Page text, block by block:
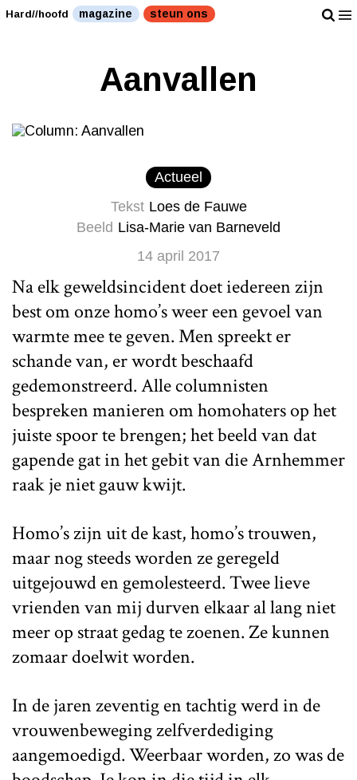
Hard//hoofd magazine steun ons
Aanvallen
Actueel
Tekst Loes de Fauwe
Beeld Lisa-Marie van Barneveld
14 april 2017
Na elk geweldsincident doet iedereen zijn
best om onze homo’s weer een gevoel van
warmte mee te geven. Men spreekt er
schande van, er wordt beschaafd
gedemonstreerd. Alle columnisten
bespreken manieren om homohaters op het
juiste spoor te brengen; het beeld van dat
gapende gat in het gebit van die Arnhemmer
raak je niet gauw kwijt.
Homo’s zijn uit de kast, homo’s trouwen,
maar nog steeds worden ze geregeld
uitgejouwd en gemolesteerd. Twee lieve
vrienden van mij durven elkaar al lang niet
meer op straat gedag te zoenen. Ze kunnen
zomaar doelwit worden.
In de jaren zeventig en tachtig werd in de
vrouwenbeweging zelfverdediging
aangemoedigd. Weerbaar worden, zo was de